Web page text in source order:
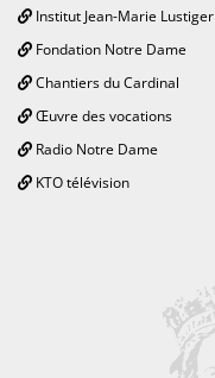
Institut Jean-Marie Lustiger
Fondation Notre Dame
Chantiers du Cardinal
Œuvre des vocations
Radio Notre Dame
KTO télévision